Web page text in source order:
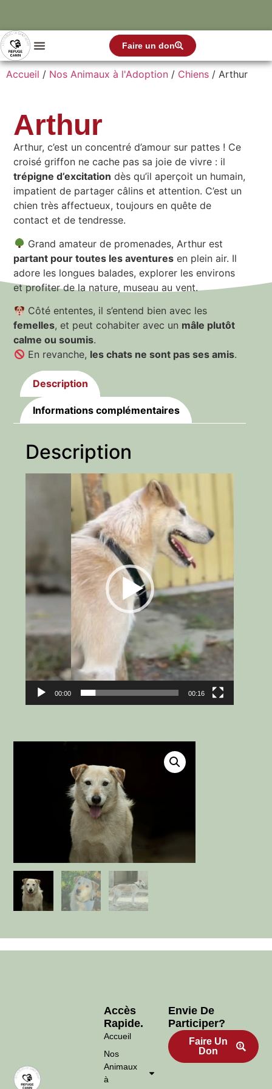
Faire un don
Accueil / Nos Animaux à l'Adoption / Chiens / Arthur
Arthur
Arthur, c’est un concentré d’amour sur pattes ! Ce
croisé griffon ne cache pas sa joie de vivre : il
trépigne d’excitation dès qu’il aperçoit un humain,
impatient de partager câlins et attention. C’est un
chien très affectueux, toujours en quête de
contact et de tendresse.
Grand amateur de promenades, Arthur est
partant pour toutes les aventures en plein air. Il
adore les longues balades, explorer les environs
et profiter de la nature, museau au vent.
Côté ententes, il s’entend bien avec les
femelles, et peut cohabiter avec un mâle plutôt
calme ou soumis.
En revanche, les chats ne sont pas ses amis.
Description
Informations complémentaires
Description
00:00 00:16
Accès
Rapide.
Accueil
Nos
Animaux
à
Envie De
Participer?
Faire Un
Don